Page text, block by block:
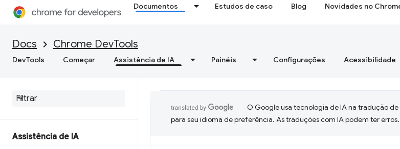
Documentos Estudos de caso Blog Novidades no
Docs Chrome DevTools
DevTools Começar Assistência de IA Painéis Configurações Acessibilidade
Assistência de IA
O Google usa tecnologia de IA na tradução
para seu idioma de preferência. As traduções com IA podem ter erros.